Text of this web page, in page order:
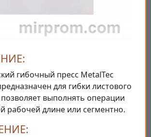
гибочный пресс MetalTec
для гибки листового
выполнять операции
рабочей длине или сегментно.